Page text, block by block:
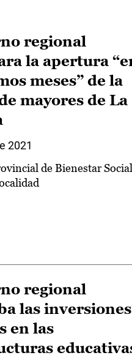
regional
la apertura
meses” de la
mayores de La
2021
de Bienestar Social
regional
las inversiones
en las